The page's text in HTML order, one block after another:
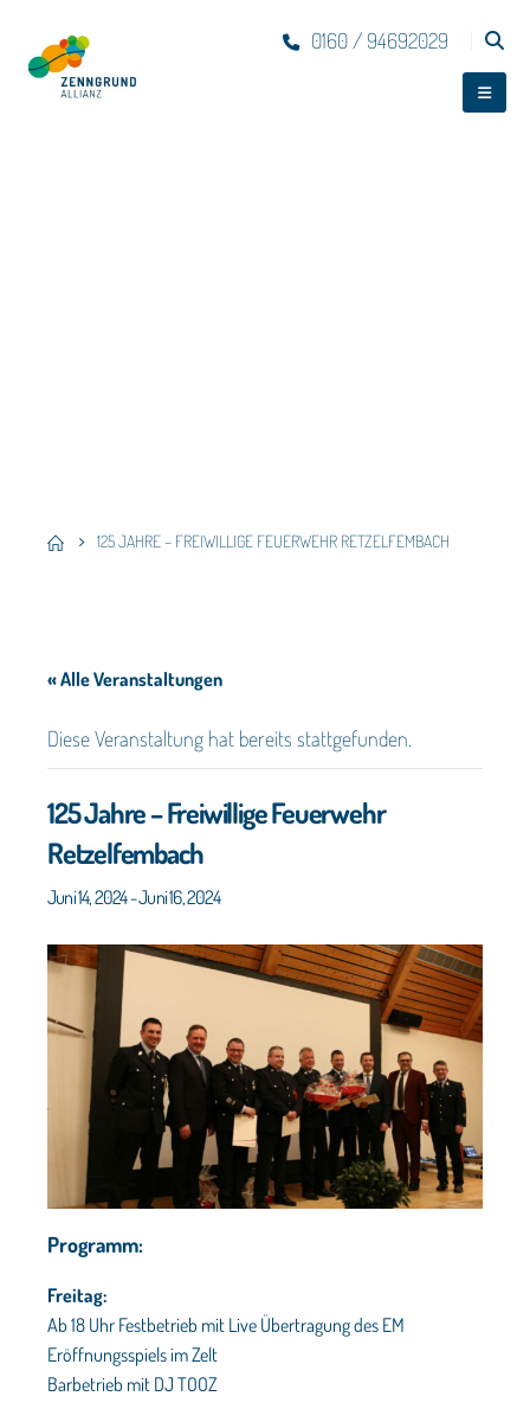
0160 / 94692029
125 JAHRE – FREIWILLIGE FEUERWEHR RETZELFEMBACH
« Alle Veranstaltungen
Diese Veranstaltung hat bereits stattgefunden.
125 Jahre – Freiwillige Feuerwehr
Retzelfembach
Juni 14, 2024-Juni 16, 2024
Programm:
Freitag:
Ab 18 Uhr Festbetrieb mit Live Übertragung des EM
Eröffnungsspiels im Zelt
Barbetrieb mit DJ TOOZ